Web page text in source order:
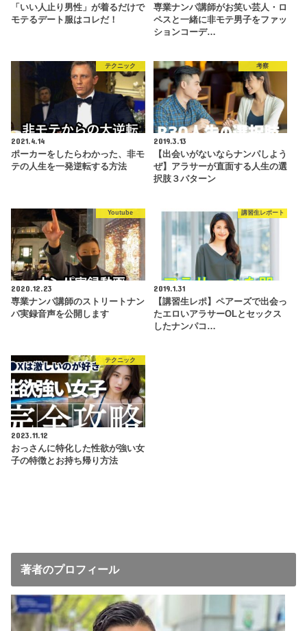
「いい人止り男性」が着るだけで
モテるデート服はコレだ！
専業ナンパ講師がお笑い芸人・ロ
ペスと一緒に非モテ男子をファッ
ションコーデ…
テクニック
2021.4.14
ポーカーをしたらわかった、非モ
テの人生を一発逆転する方法
考察
2019.3.13
【出会いがないならナンパしよう
ぜ】アラサーが直面する人生の選
択肢３パターン
Youtube
2020.12.23
専業ナンパ講師のストリートナン
パ実録音声を公開します
講習生レポート
2019.1.31
【講習生レポ】ペアーズで出会っ
たエロいアラサーOLとセックス
したナンパコ…
テクニック
2023.11.12
おっさんに特化した性欲が強い女
子の特徴とお持ち帰り方法
著者のプロフィール